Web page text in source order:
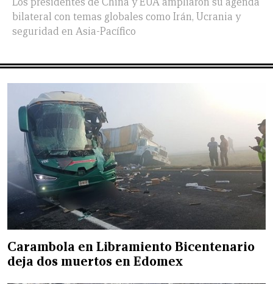
bilateral con temas globales como Irán, Ucrania y
seguridad en Asia-Pacífico
Carambola en Libramiento Bicentenario
deja dos muertos en Edomex